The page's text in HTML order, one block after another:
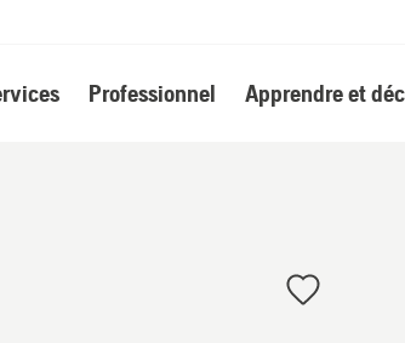
Professionnel Apprendre et